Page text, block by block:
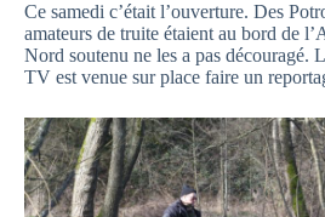
Ce samedi c’était l’ouverture. Des
amateurs de truite étaient au bord de
Nord soutenu ne les a pas découragé.
TV est venue sur place faire un